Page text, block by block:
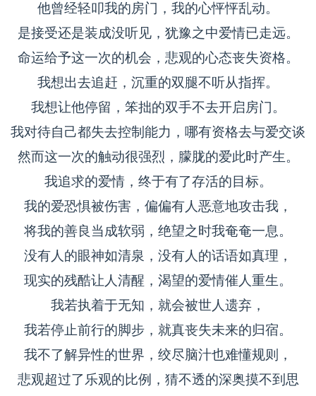
他曾经轻叩我的房门，我的心怦怦乱动。
是接受还是装成没听见，犹豫之中爱情已走远。
命运给予这一次的机会，悲观的心态丧失资格。
我想出去追赶，沉重的双腿不听从指挥。
我想让他停留，笨拙的双手不去开启房门。
我对待自己都失去控制能力，哪有资格去与爱交谈
然而这一次的触动很强烈，朦胧的爱此时产生。
我追求的爱情，终于有了存活的目标。
我的爱恐惧被伤害，偏偏有人恶意地攻击我，
将我的善良当成软弱，绝望之时我奄奄一息。
没有人的眼神如清泉，没有人的话语如真理，
现实的残酷让人清醒，渴望的爱情催人重生。
我若执着于无知，就会被世人遗弃，
我若停止前行的脚步，就真丧失未来的归宿。
我不了解异性的世界，绞尽脑汁也难懂规则，
悲观超过了乐观的比例，猜不透的深奥摸不到思